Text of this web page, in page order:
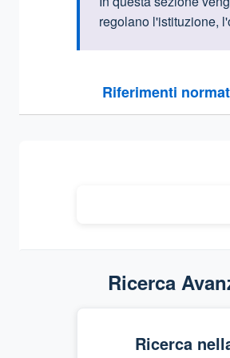
regolano l'istituzione,
Riferimenti
Sezione compressa
Ricerca
Ricerca